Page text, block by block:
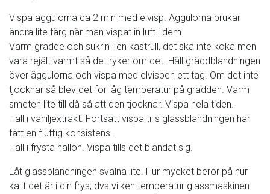
Vispa äggulorna ca 2 min med elvisp. Äggulorna brukar
ändra lite färg när man vispat in luft i dem.
Värm grädde och sukrin i en kastrull, det ska inte koka men
vara rejält varmt så det ryker om det. Häll gräddblandningen
över äggulorna och vispa med elvispen ett tag. Om det inte
tjocknar så blev det för låg temperatur på grädden. Värm
smeten lite till då så att den tjocknar. Vispa hela tiden.
Häll i vaniljextrakt. Fortsätt vispa tills glassblandningen har
fått en fluffig konsistens.
Häll i frysta hallon. Vispa tills det blandat sig.
Låt glassblandningen svalna lite. Hur mycket beror på hur
kallt det är i din frys, dvs vilken temperatur glassmaskinen